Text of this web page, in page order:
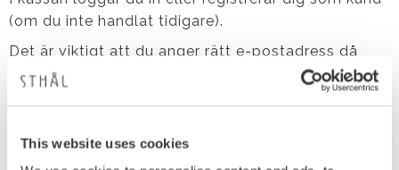
This website uses cookies
(om du inte handlat tidigare).
Det är viktigt att du anger rätt e-postadress då
orderbekräftelsen med ditt ordernummer skickas
godkänner våra köpvillkor och går vidare genom